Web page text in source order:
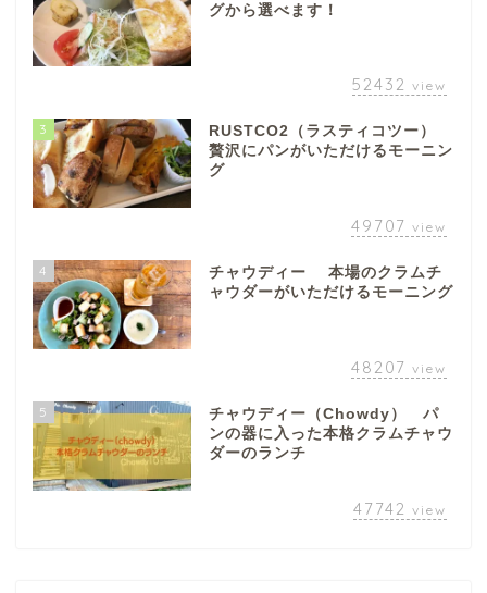
グから選べます！
52432 view
3
RUSTCO2（ラスティコツー）
贅沢にパンがいただけるモーニン
グ
49707 view
4
チャウディー 本場のクラムチ
ャウダーがいただけるモーニング
48207 view
5
チャウディー（Chowdy） パ
ンの器に入った本格クラムチャウ
ダーのランチ
47742 view